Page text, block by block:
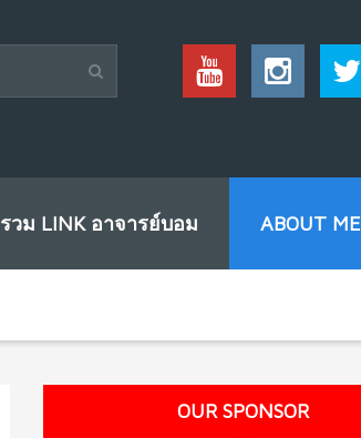
รวม LINK อาจารย์บอม ABOUT ME
OUR SPONSOR